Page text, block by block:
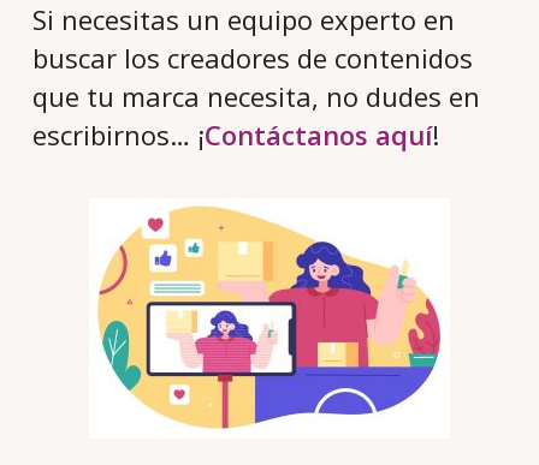
Si necesitas un equipo experto en
buscar los creadores de contenidos
que tu marca necesita, no dudes en
escribirnos… ¡Contáctanos aquí!